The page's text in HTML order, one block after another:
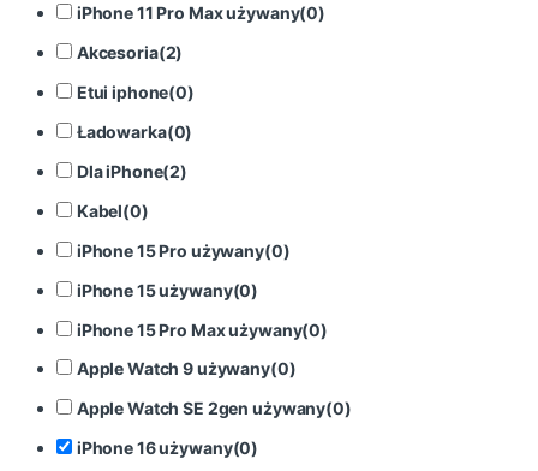
iPhone 11 Pro Max używany(0)
Akcesoria(2)
Etui iphone(0)
Ładowarka(0)
Dla iPhone(2)
Kabel(0)
iPhone 15 Pro używany(0)
iPhone 15 używany(0)
iPhone 15 Pro Max używany(0)
Apple Watch 9 używany(0)
Apple Watch SE 2gen używany(0)
iPhone 16 używany(0)